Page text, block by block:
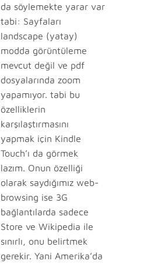
da söylemekte yarar var
tabi: Sayfaları
landscape (yatay)
modda görüntüleme
mevcut değil ve pdf
dosyalarında zoom
yapamıyor. tabi bu
özelliklerin
karşılaştırmasını
yapmak için Kindle
Touch’ı da görmek
lazım. Onun özelliği
olarak saydığımız web-
browsing ise 3G
bağlantılarda sadece
Store ve Wikipedia ile
sınırlı, onu belirtmek
gerekir. Yani Amerika’da